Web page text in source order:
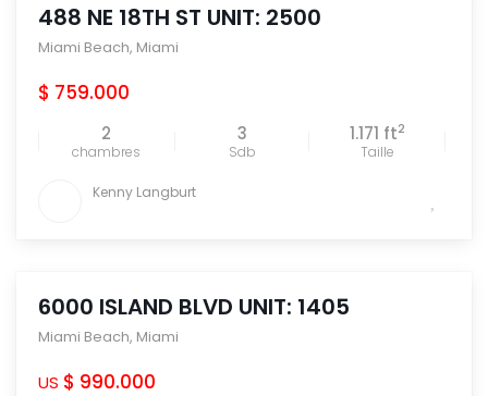
488 NE 18TH ST UNIT: 2500
Miami Beach, Miami
$ 759.000
2
chambres
3
Sdb
1.171 ft2
Taille
Kenny Langburt
6000 ISLAND BLVD UNIT: 1405
Miami Beach, Miami
US $ 990.000